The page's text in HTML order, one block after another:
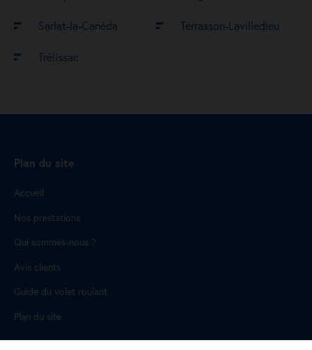
Sarlat-la-Canéda Terrasson-Lavilledieu
Trélissac
Plan du site
Accueil
Nos prestations
Qui sommes-nous ?
Avis clients
Guide du volet roulant
Plan du site